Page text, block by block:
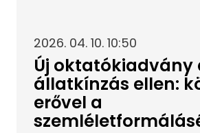
2026. 04. 10. 10:50
Új oktatókiadvány
állatkínzás ellen:
erővel a